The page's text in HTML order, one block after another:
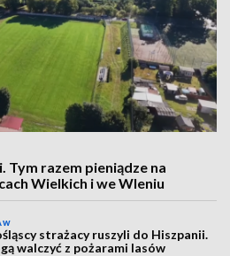
razem pieniądze na
Wielkich i we Wleniu
strażacy ruszyli do Hiszpanii.
walczyć z pożarami lasów